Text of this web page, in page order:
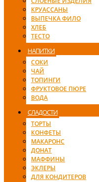
КРУАССАНЫ
ВЫПЕЧКА ФИЛО
ХЛЕБ
ТЕСТО
НАПИТКИ
СОКИ
ЧАЙ
ТОПИНГИ
ФРУКТОВОЕ ПЮРЕ
ВОДА
СЛАДОСТИ
ТОРТЫ
КОНФЕТЫ
МАКАРОНС
ДОНАТ
МАФФИНЫ
ЭКЛЕРЫ
ДЛЯ КОНДИТЕРОВ